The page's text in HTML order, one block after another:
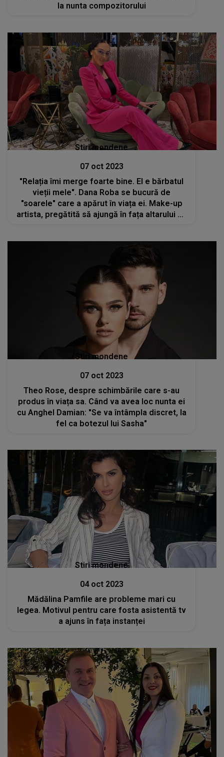
la nunta compozitorului
Stiri mondene
07 oct 2023
"Relația îmi merge foarte bine. El e bărbatul
vieții mele". Dana Roba se bucură de
"soarele" care a apărut în viața ei. Make-up
artista, pregătită să ajungă în fața altarului cu
Stiri mondene
07 oct 2023
Theo Rose, despre schimbările care s-au
produs în viața sa. Când va avea loc nunta ei
cu Anghel Damian: "Se va întâmpla discret, la
fel ca botezul lui Sasha"
Stiri mondene
04 oct 2023
Mădălina Pamfile are probleme mari cu
legea. Motivul pentru care fosta asistentă tv
a ajuns în fața instanței